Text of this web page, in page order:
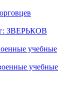
ЗВЕРЬКОВ
учебные
учебные